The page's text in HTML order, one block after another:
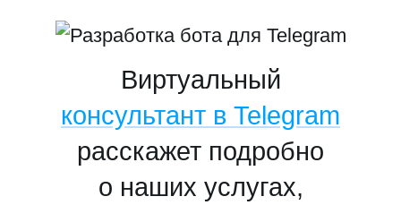
Виртуальный
консультант в Telegram
расскажет подробно
о наших услугах,
Москва, Новоданиловская наб., 12
© 2005–2026 Дмитрий Шелохнёв